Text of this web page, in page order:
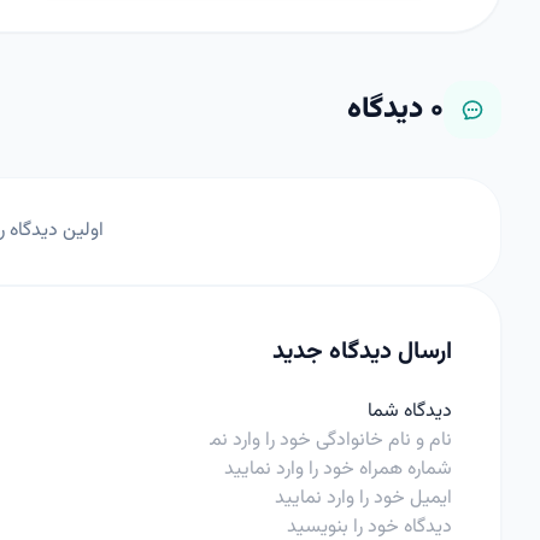
۰دیدگاه
اولین
ارسال دیدگاه جدید
دیدگاه شما